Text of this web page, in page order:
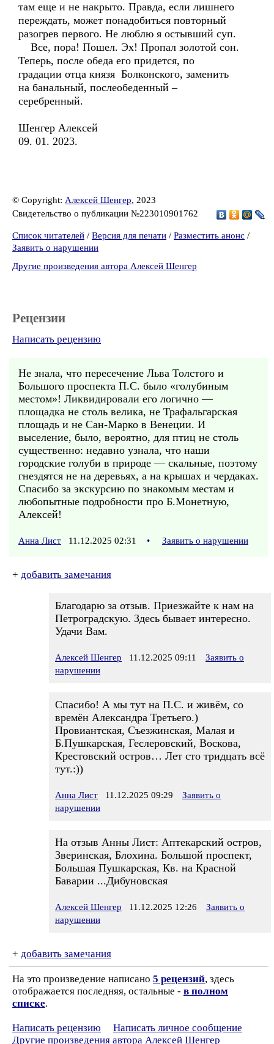
там еще и не накрыто. Правда, если лишнего
переждать, может понадобиться повторный
разогрев первого. Не люблю я остывший суп.
Все, пора! Пошел. Эх! Пропал золотой сон.
Теперь, после обеда его придется, по
градации отца князя Болконского, заменить
на банальный, послеобеденный –
серебренный.
Шенгер Алексей
09. 01. 2023.
© Copyright: Алексей Шенгер, 2023
Свидетельство о публикации №223010901762
Список читателей / Версия для печати / Разместить анонс /
Заявить о нарушении
Другие произведения автора Алексей Шенгер
Рецензии
Написать рецензию
Не знала, что пересечение Льва Толстого и
Большого проспекта П.С. было «голубиным
местом»! Ликвидировали его логично —
площадка не столь велика, не Трафальгарская
площадь и не Сан-Марко в Венеции. И
выселение, было, вероятно, для птиц не столь
существенно: недавно узнала, что наши
городские голуби в природе — скальные, поэтому
гнездятся не на деревьях, а на крышах и чердаках.
Спасибо за экскурсию по знакомым местам и
любопытные подробности про Б.Монетную,
Алексей!
Анна Лист 11.12.2025 02:31 • Заявить о нарушении
+ добавить замечания
Благодарю за отзыв. Приезжайте к нам на
Петроградскую. Здесь бывает интересно.
Удачи Вам.
Алексей Шенгер 11.12.2025 09:11
Заявить о
нарушении
Спасибо! А мы тут на П.С. и живём, со
времён Александра Третьего.)
Провиантская, Съезжинская, Малая и
Б.Пушкарская, Геслеровский, Воскова,
Крестовский остров… Лет сто тридцать всё
тут.:))
Анна Лист 11.12.2025 09:29
Заявить о
нарушении
На отзыв Анны Лист: Аптекарский остров,
Зверинская, Блохина. Большой проспект,
Большая Пушкарская, Кв. на Красной
Баварии ...Дибуновская
Алексей Шенгер 11.12.2025 12:26
Заявить о
нарушении
+ добавить замечания
На это произведение написано 5 рецензий, здесь
отображается последняя, остальные - в полном
списке.
Написать рецензию
Написать личное сообщение
Другие произведения автора Алексей Шенгер